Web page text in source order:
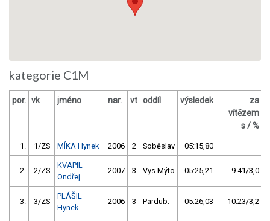
kategorie C1M
por. vk jméno nar. vt oddíl výsledek
za
vítězem
s / %
1. 1/ZS MÍKA Hynek 2006 2 Soběslav 05:15,80
2. 2/ZS
KVAPIL
Ondřej
2007 3 Vys.Mýto 05:25,21 9.41/3,0
3. 3/ZS
PLÁŠIL
Hynek
2006 3 Pardub. 05:26,03 10.23/3,2